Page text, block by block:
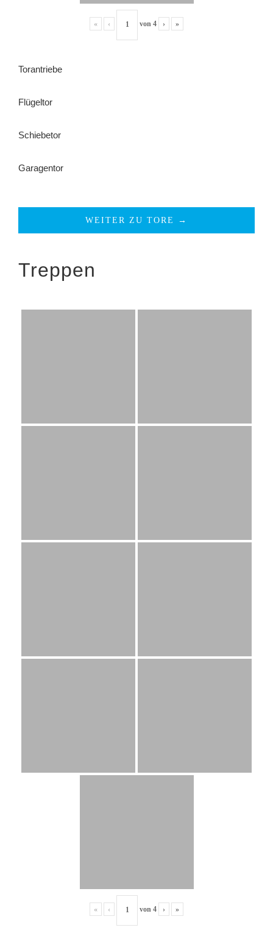
« ‹ von 4 › »
Torantriebe
Flügeltor
Schiebetor
Garagentor
WEITER ZU TORE →
Treppen
« ‹ von 4 › »